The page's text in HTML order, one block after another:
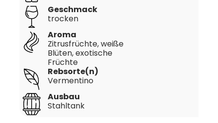
Ausbau
Stahltank
Geschmack
trocken
Aroma
Zitrusfrüchte, weiße
Blüten, exotische
Früchte
Rebsorte(n)
Vermentino